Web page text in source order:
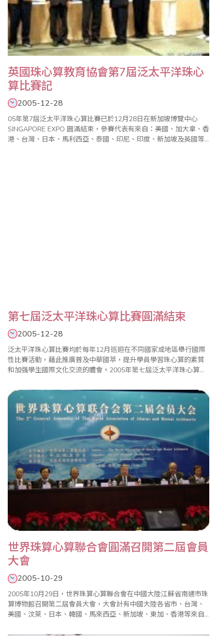
英國珠心算教育協會第7屆泛太平洋珠心
算比賽記
2005-12-28
05年第7屆泛太平洋珠心算比賽已於12月28日在新加坡博覽中心
SINGAPORE EXPO 圓滿結束，參賽代表有來自：美國、加大拿、香
港、台灣、日本、馬利西亞、泰國、印尼、印度、新加坡及英國等
第七屆泛太平洋珠心算比賽圓滿結束
2005-12-28
泛太平洋珠心算比賽均於每年12月巡迴在不同國家或地區舉行國際
性比賽活動，藉此推廣普及中華國萃，提升學員學習珠心算的素質
和加强學生國際文化交流的體會。2005年第七屆泛太平洋珠心算比
圓滿結束。參賽代表有來自：美國、英國、加大拿、台灣、日本、
馬利西亞、泰國、印尼、印度、新加坡及香港等11個國家和地區。
泛太平洋珠心算協會香港總..
世界珠算心算聯合會圓滿召開第二屆會員
大會
2005-10-29
2005年10月29日，世界珠算心算聯合會在中國大陸江蘇省南通市珠
算博物館召開第二屆會員大會，大會計有中國大陸各省市、台灣、
美國、汶萊、日本、韓國、馬來西亞、新加坡、東加、香港等來自